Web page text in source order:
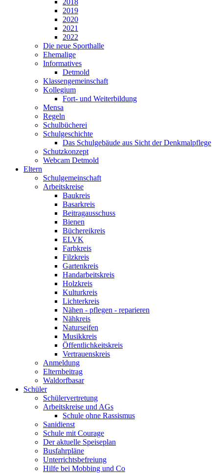
2018
2019
2020
2021
2022
Die neue Sporthalle
Ehemalige
Informatives
Detmold
Klassengemeinschaft
Kollegium
Fort- und Weiterbildung
Mensa
Regeln
Schulbücherei
Schulgeschichte
Das Schulgebäude aus Sicht der Denkmalpflege
Schutzkonzept
Webcam Detmold
Eltern
Schulgemeinschaft
Arbeitskreise
Baukreis
Basarkreis
Beitragausschuss
Bienen
Büchereikreis
ELVK
Farbkreis
Filzkreis
Gartenkreis
Handarbeitskreis
Holzkreis
Kulturkreis
Lichterkreis
Nähen - pflegen - reparieren
Nähkreis
Naturseifen
Musikkreis
Öffentlichkeitskreis
Vertrauenskreis
Anmeldung
Elternbeitrag
Waldorfbasar
Schüler
Schülervertretung
Arbeitskreise und AGs
Schule ohne Rassismus
Sanidienst
Schule mit Courage
Der aktuelle Speiseplan
Busfahrpläne
Unterrichtsbefreiung
Hilfe bei Mobbing und Co